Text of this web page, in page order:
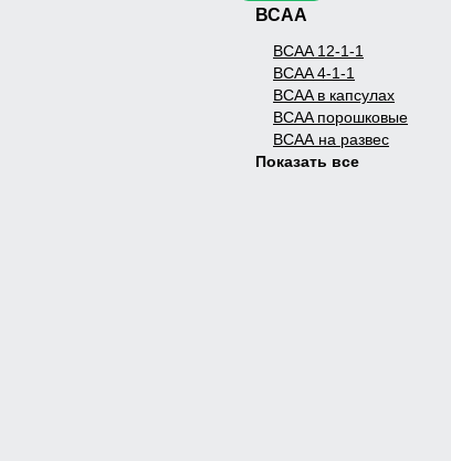
ВСАА
BCAA 12-1-1
BCAA 4-1-1
BCAA в капсулах
BCAA порошковые
ВСАА на развес
Показать все